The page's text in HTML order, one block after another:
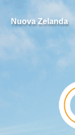
Nuova Zelanda